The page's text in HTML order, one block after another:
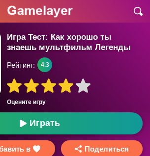
Игра Тест: Как хорошо ты
знаешь мультфильм Легенды
Вечнозеленого Леса?
Оцените игру
Рейтинг: 4.3
Играть
в Поделиться